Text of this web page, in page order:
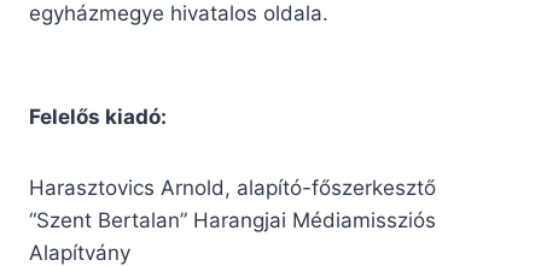
egyházmegye hivatalos oldala.
Felelős kiadó:
Harasztovics Arnold, alapító-főszerkesztő
“Szent Bertalan” Harangjai Médiamissziós
Alapítvány